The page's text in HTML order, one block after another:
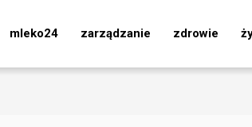
mleko24 zarządzanie zdrowie